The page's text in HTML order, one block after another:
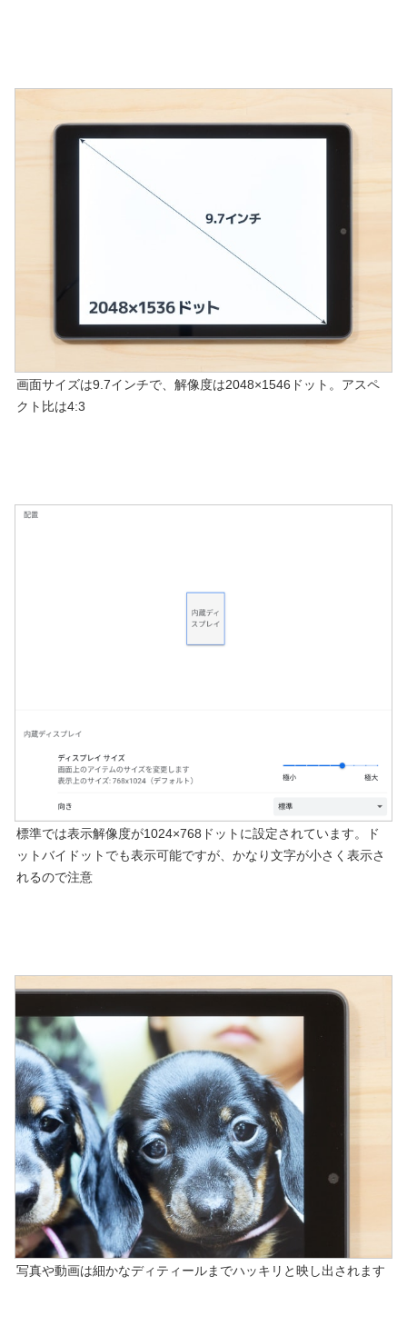
画面サイズは9.7インチで、解像度は2048×1546ドット。アスペ
クト比は4:3
標準では表示解像度が1024×768ドットに設定されています。ド
ットバイドットでも表示可能ですが、かなり文字が小さく表示さ
れるので注意
写真や動画は細かなディティールまでハッキリと映し出されます